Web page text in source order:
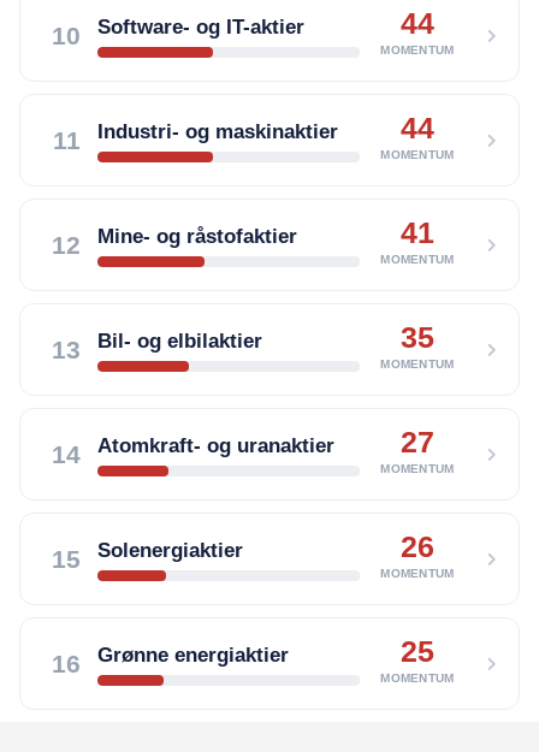
10 Software- og IT-aktier 44
MOMENTUM
11 Industri- og maskinaktier 44
MOMENTUM
12 Mine- og råstofaktier 41
MOMENTUM
13 Bil- og elbilaktier 35
MOMENTUM
14 Atomkraft- og uranaktier 27
MOMENTUM
15 Solenergiaktier 26
MOMENTUM
16 Grønne energiaktier 25
MOMENTUM